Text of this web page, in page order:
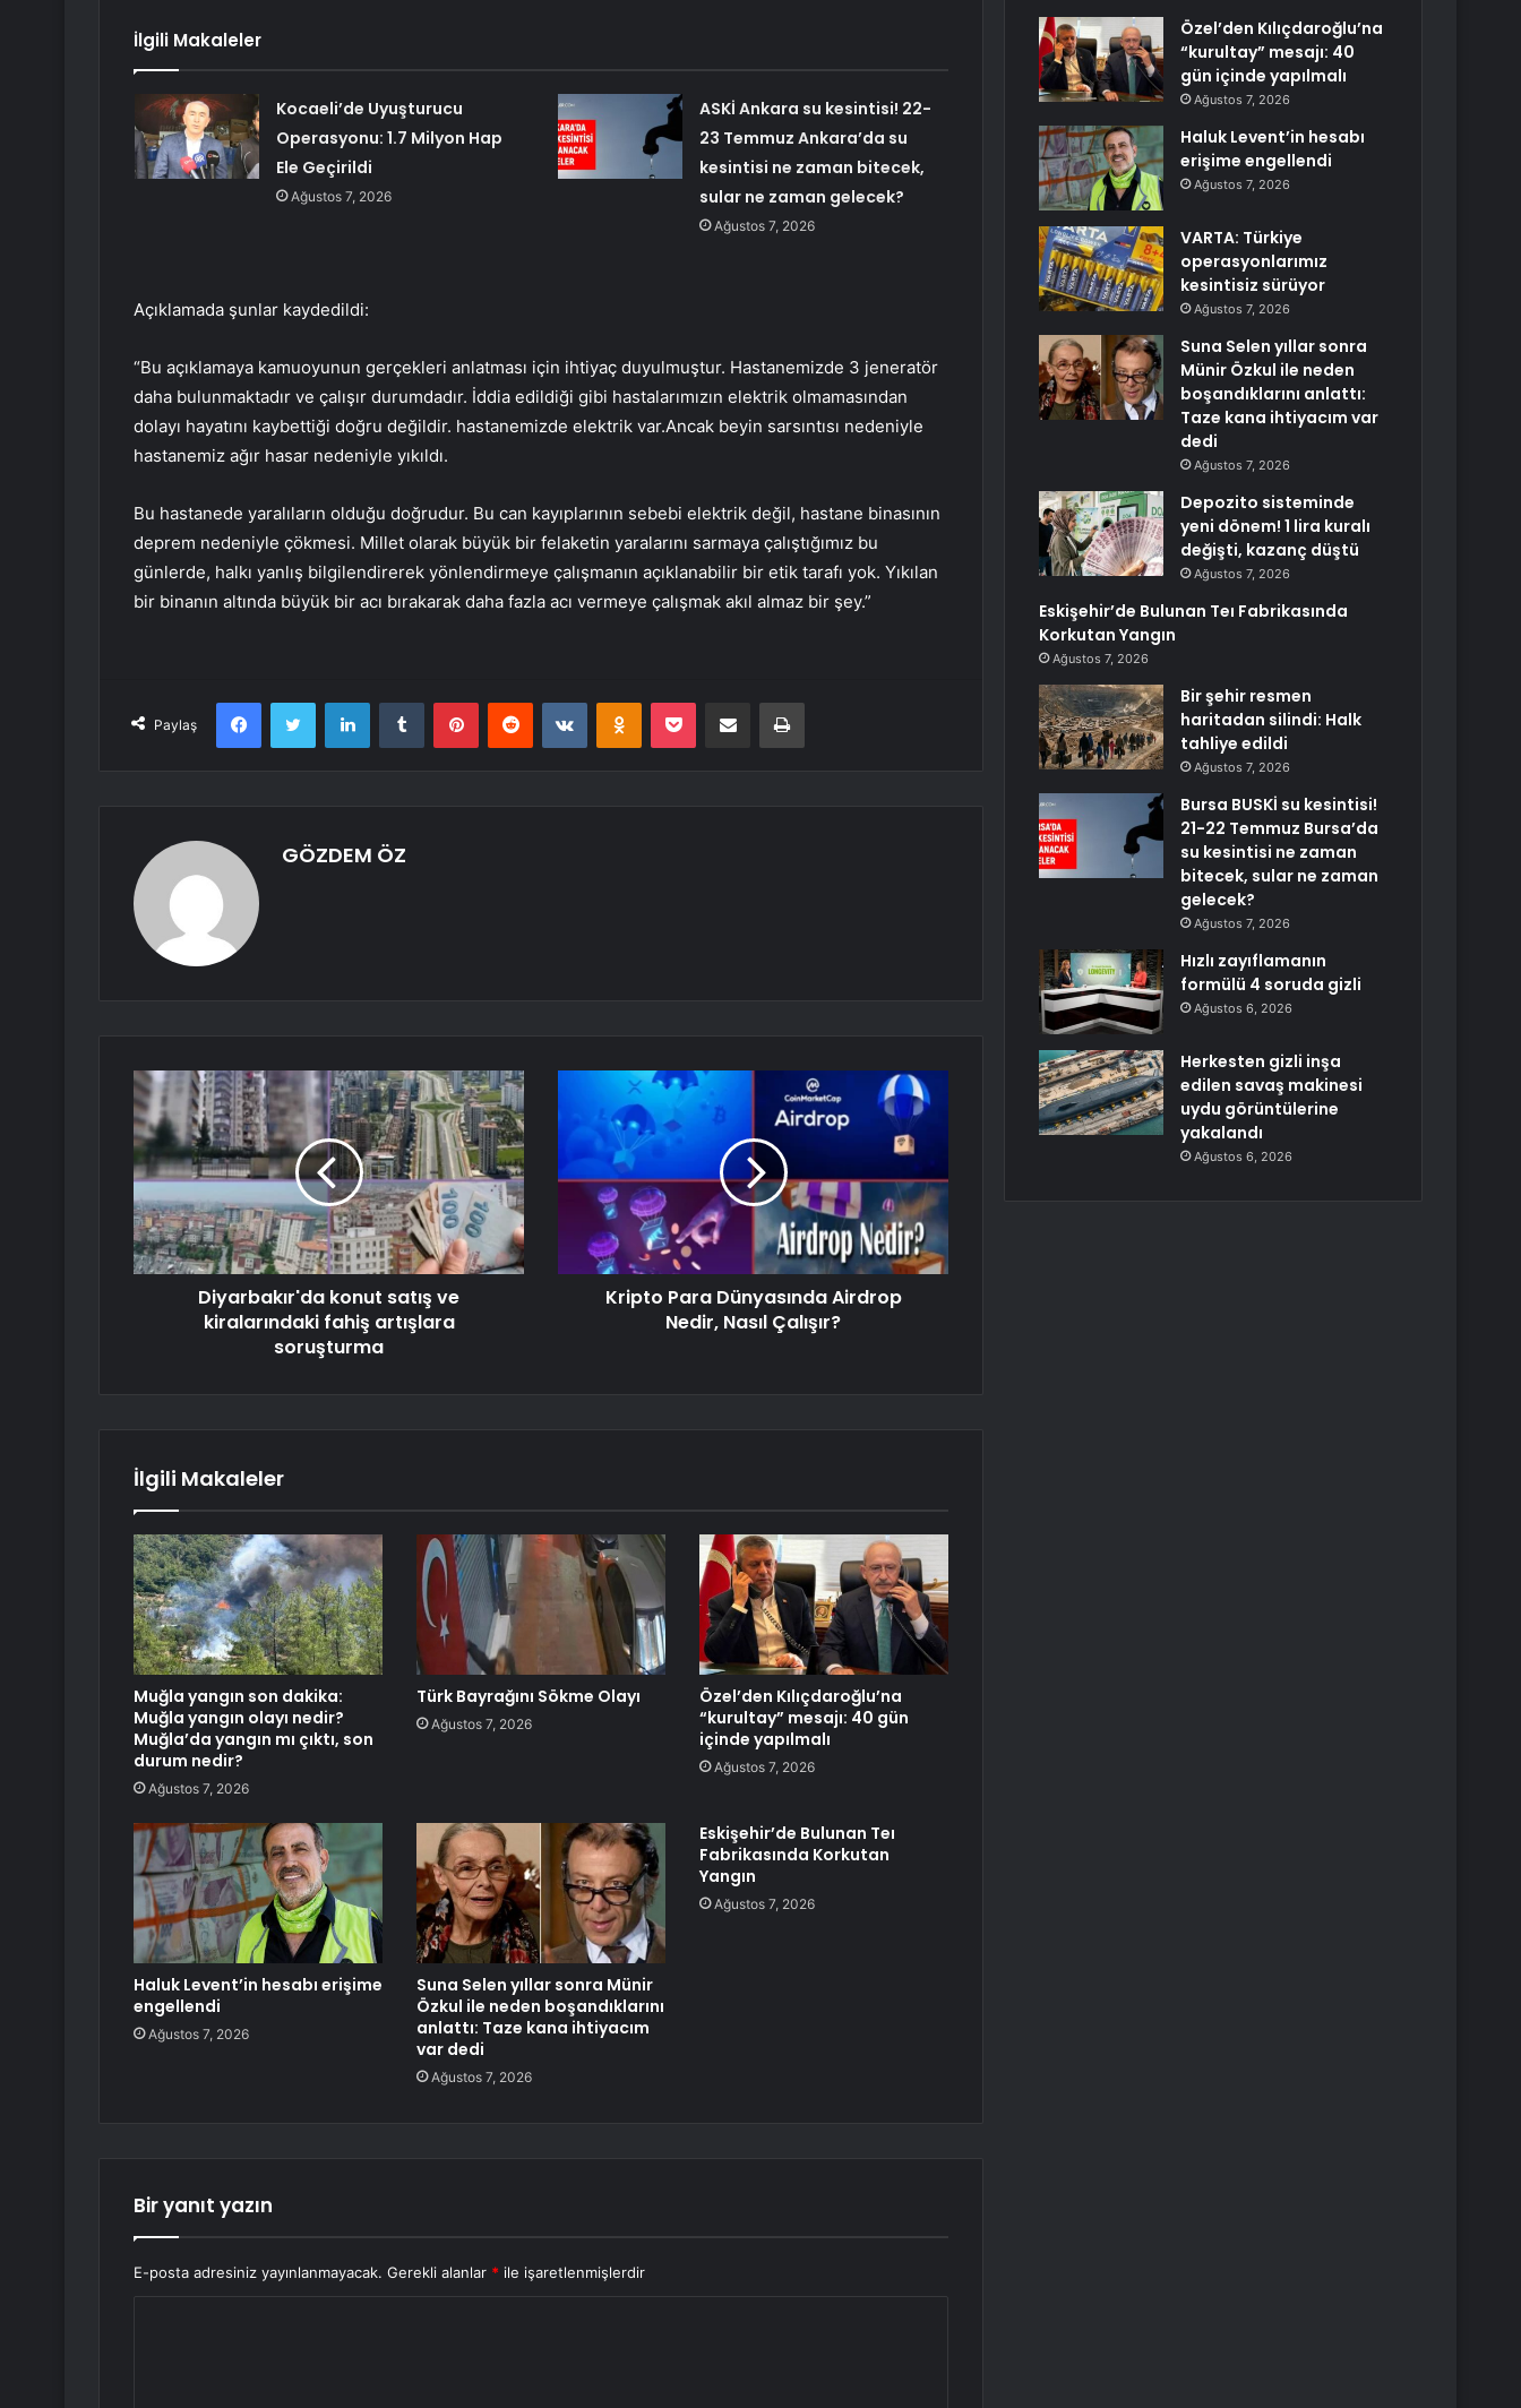
İlgili Makaleler
Kocaeli’de Uyuşturucu
Operasyonu: 1.7 Milyon Hap
Ele Geçirildi
Ağustos 7, 2026
ASKİ Ankara su kesintisi! 22-
23 Temmuz Ankara’da su
kesintisi ne zaman bitecek,
sular ne zaman gelecek?
Ağustos 7, 2026
Açıklamada şunlar kaydedildi:
“Bu açıklamaya kamuoyunun gerçekleri anlatması için ihtiyaç duyulmuştur. Hastanemizde 3 jeneratör
daha bulunmaktadır ve çalışır durumdadır. İddia edildiği gibi hastalarımızın elektrik olmamasından
dolayı hayatını kaybettiği doğru değildir. hastanemizde elektrik var.Ancak beyin sarsıntısı nedeniyle
hastanemiz ağır hasar nedeniyle yıkıldı.
Bu hastanede yaralıların olduğu doğrudur. Bu can kayıplarının sebebi elektrik değil, hastane binasının
deprem nedeniyle çökmesi. Millet olarak büyük bir felaketin yaralarını sarmaya çalıştığımız bu
günlerde, halkı yanlış bilgilendirerek yönlendirmeye çalışmanın açıklanabilir bir etik tarafı yok. Yıkılan
bir binanın altında büyük bir acı bırakarak daha fazla acı vermeye çalışmak akıl almaz bir şey.”
Paylaş
FacebookTwitter LinkedInTumblr PinterestReddit VKontakteOdnoklassniki
Pocket E-Posta ile paylaş Yazdır
GÖZDEM ÖZ
Diyarbakır'da konut satış ve
kiralarındaki fahiş artışlara
soruşturma
Kripto Para Dünyasında Airdrop
Nedir, Nasıl Çalışır?
İlgili Makaleler
Muğla yangın son dakika:
Muğla yangın olayı nedir?
Muğla’da yangın mı çıktı, son
durum nedir?
Ağustos 7, 2026
Türk Bayrağını Sökme Olayı
Ağustos 7, 2026
Özel’den Kılıçdaroğlu’na
“kurultay” mesajı: 40 gün
içinde yapılmalı
Ağustos 7, 2026
Haluk Levent’in hesabı erişime
engellendi
Ağustos 7, 2026
Suna Selen yıllar sonra Münir
Özkul ile neden boşandıklarını
anlattı: Taze kana ihtiyacım
var dedi
Ağustos 7, 2026
Eskişehir’de Bulunan Teı
Fabrikasında Korkutan
Yangın
Ağustos 7, 2026
Bir yanıt yazın
E-posta adresiniz yayınlanmayacak. Gerekli alanlar * ile işaretlenmişlerdir
Özel’den Kılıçdaroğlu’na
“kurultay” mesajı: 40
gün içinde yapılmalı
Ağustos 7, 2026
Haluk Levent’in hesabı
erişime engellendi
Ağustos 7, 2026
VARTA: Türkiye
operasyonlarımız
kesintisiz sürüyor
Ağustos 7, 2026
Suna Selen yıllar sonra
Münir Özkul ile neden
boşandıklarını anlattı:
Taze kana ihtiyacım var
dedi
Ağustos 7, 2026
Depozito sisteminde
yeni dönem! 1 lira kuralı
değişti, kazanç düştü
Ağustos 7, 2026
Eskişehir’de Bulunan Teı Fabrikasında
Korkutan Yangın
Ağustos 7, 2026
Bir şehir resmen
haritadan silindi: Halk
tahliye edildi
Ağustos 7, 2026
Bursa BUSKİ su kesintisi!
21-22 Temmuz Bursa’da
su kesintisi ne zaman
bitecek, sular ne zaman
gelecek?
Ağustos 7, 2026
Hızlı zayıflamanın
formülü 4 soruda gizli
Ağustos 6, 2026
Herkesten gizli inşa
edilen savaş makinesi
uydu görüntülerine
yakalandı
Ağustos 6, 2026